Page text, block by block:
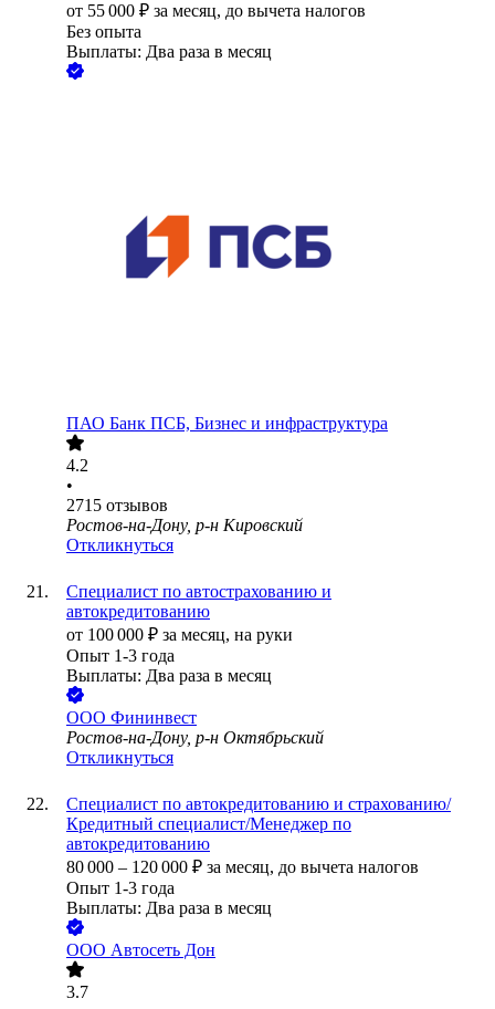
от 55 000 ₽ за месяц, до вычета налогов
Без опыта
Выплаты: Два раза в месяц
ПАО Банк ПСБ, Бизнес и инфраструктура
4.2
•
2715 отзывов
Ростов-на-Дону, р-н Кировский
Откликнуться
Специалист по автострахованию и
автокредитованию
от 100 000 ₽ за месяц, на руки
Опыт 1-3 года
Выплаты: Два раза в месяц
ООО Фининвест
Ростов-на-Дону, р-н Октябрьский
Откликнуться
Специалист по автокредитованию и страхованию/
Кредитный специалист/Менеджер по
автокредитованию
80 000 – 120 000 ₽ за месяц, до вычета налогов
Опыт 1-3 года
Выплаты: Два раза в месяц
ООО Автосеть Дон
3.7